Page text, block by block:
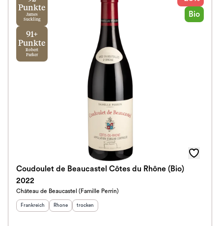
Punkte
James
Suckling
91+
Punkte
Robert
Parker
Bio
Coudoulet de Beaucastel Côtes du Rhône (Bio)
2022
Château de Beaucastel (Famille Perrin)
Herkunftsland
Frankreich Herkunftsregion:
Rhone Geschmack
trocken